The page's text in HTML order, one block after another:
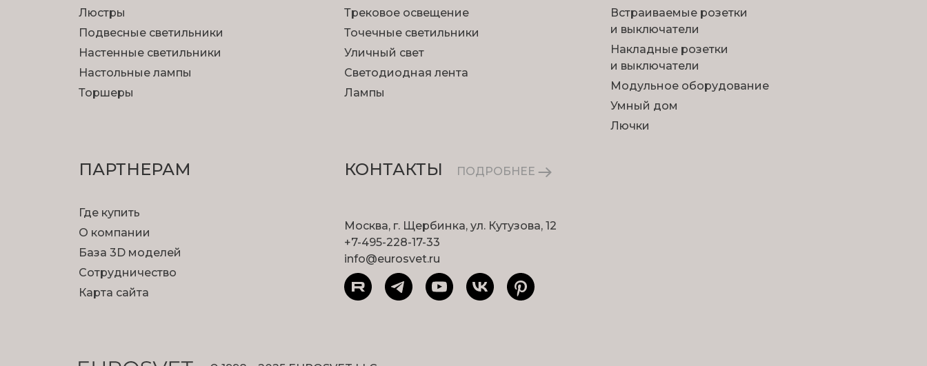
Люстры
Подвесные светильники
Настенные светильники
Настольные лампы
Торшеры
Трековое освещение
Точечные светильники
Уличный свет
Светодиодная лента
Лампы
Встраиваемые розетки
и выключатели
Накладные розетки
и выключатели
Модульное оборудование
Умный дом
Лючки
ПАРТНЕРАМ
Где купить
О компании
База 3D моделей
Сотрудничество
Карта сайта
КОНТАКТЫ ПОДРОБНЕЕ
Москва, г. Щербинка, ул. Кутузова, 12
+7-495-228-17-33
info@eurosvet.ru